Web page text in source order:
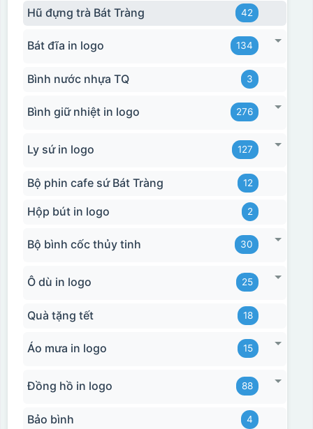
nung ở nhiệt độ 700-800 độ C
Deacl có 1 nền màu
lại mực in logo dính chết lên gốm sứ [gallery link="file"
Hũ đựng trà Bát Tràng 42
Bát đĩa in logo 134
Bình nước nhựa TQ 3
Bình giữ nhiệt in logo 276
Ly sứ in logo 127
Bộ phin cafe sứ Bát Tràng 12
Hộp bút in logo 2
Bộ bình cốc thủy tinh 30
Ô dù in logo 25
Quà tặng tết 18
Áo mưa in logo 15
Đồng hồ in logo 88
Bảo bình 4